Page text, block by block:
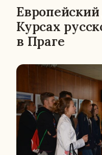
Курсах
в Праге